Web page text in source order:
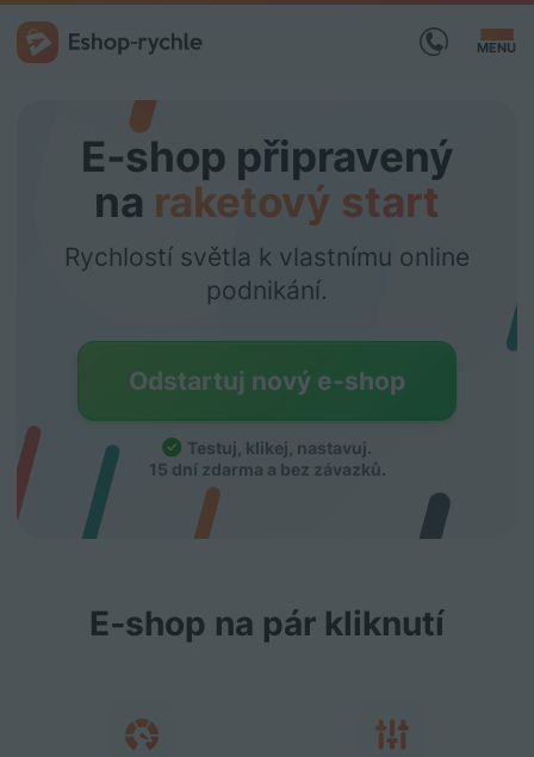
MENU
E‑shop připravený
na raketový start
Rychlostí světla k vlastnímu online
podnikání.
Odstartuj nový e‑shop
Testuj, klikej, nastavuj.
15 dní zdarma a bez závazků.
E‑shop na pár kliknutí